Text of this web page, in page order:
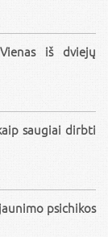
iš dviejų
saugiai dirbti
psichikos